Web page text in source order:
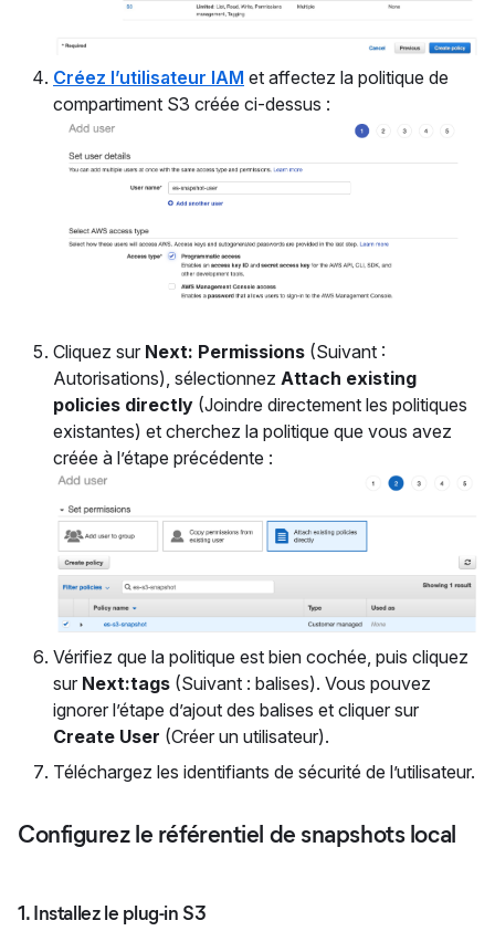
Créez l’utilisateur IAM et affectez la politique de
compartiment S3 créée ci-dessus :
Cliquez sur Next: Permissions (Suivant :
Autorisations), sélectionnez Attach existing
policies directly (Joindre directement les politiques
existantes) et cherchez la politique que vous avez
créée à l’étape précédente :
Vérifiez que la politique est bien cochée, puis cliquez
sur Next:tags (Suivant : balises). Vous pouvez
ignorer l’étape d’ajout des balises et cliquer sur
Create User (Créer un utilisateur).
Téléchargez les identifiants de sécurité de l’utilisateur.
Configurez le référentiel de snapshots local
1. Installez le plug-in S3